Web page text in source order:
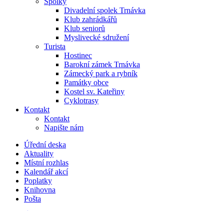
Divadelní spolek Trnávka
Klub zahrádkářů
Klub seniorů
Myslivecké sdružení
Turista
Hostinec
Barokní zámek Trnávka
Zámecký park a rybník
Památky obce
Kostel sv. Kateřiny
Cyklotrasy
Kontakt
Kontakt
Napište nám
Úřední deska
Aktuality
Místní rozhlas
Kalendář akcí
Poplatky
Knihovna
Pošta